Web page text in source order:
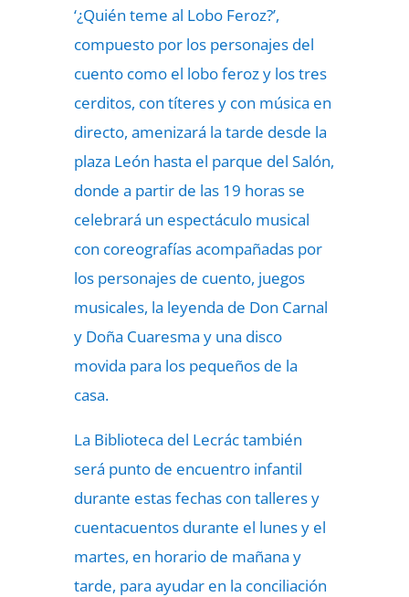
‘¿Quién teme al Lobo Feroz?’,
compuesto por los personajes del
cuento como el lobo feroz y los tres
cerditos, con títeres y con música en
directo, amenizará la tarde desde la
plaza León hasta el parque del Salón,
donde a partir de las 19 horas se
celebrará un espectáculo musical
con coreografías acompañadas por
los personajes de cuento, juegos
musicales, la leyenda de Don Carnal
y Doña Cuaresma y una disco
movida para los pequeños de la
casa.
La Biblioteca del Lecrác también
será punto de encuentro infantil
durante estas fechas con talleres y
cuentacuentos durante el lunes y el
martes, en horario de mañana y
tarde, para ayudar en la conciliación